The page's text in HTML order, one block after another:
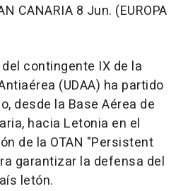
CANARIA 8 Jun. (EUROPA
contingente IX de la
(UDAA) ha partido
desde la Base Aérea de
hacia Letonia en el
de la OTAN "Persistent
garantizar la defensa del
letón.